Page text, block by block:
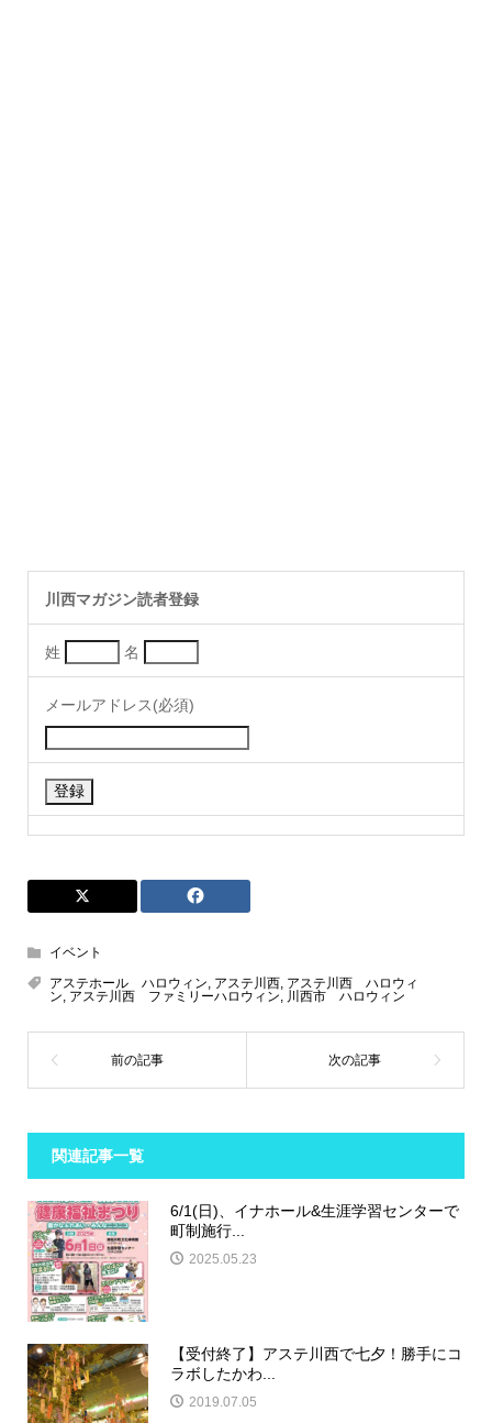
川西マガジン読者登録
姓 名
メールアドレス(必須)
イベント
アステホール ハロウィン, アステ川西, アステ川西 ハロウィ
ン, アステ川西 ファミリーハロウィン, 川西市 ハロウィン
関連記事一覧
6/1(日)、イナホール&生涯学習センターで
町制施行...
2025.05.23
【受付終了】アステ川西で七夕！勝手にコ
ラボしたかわ...
2019.07.05